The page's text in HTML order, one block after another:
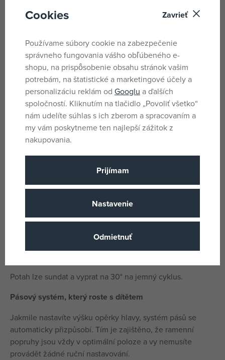
Po směru jízdy
Dětská sedačka se montuje po směru jízdy a vaše dítě má
volný výhled dopředu.
Nastavitelné konektory Isofix
Konektory Isofix jsou délkově nastavitelné. To znamená,
že můžete snadno a individuálně přizpůsobit dětskou
sedačku vašemu vozu.
Dětská sedačka standard
Pro větší bezpečnost naše sedačka splňuje nejnovější
normu pro dětské sedačky ECE R129 (i-Size).
Ochrana proti bočnímu nárazu
vytaženy daleko dopředu a vaše dítě je dobře chráněno.
Vaše dítě má přitom volný výhled z okna.
Potah lze sundat a vyprat na 30° na jemný cyklus.
Pásový systém, který roste s dítětem
Jakmile nastavíte výšku opěrky hlavy, systém pásů se
automaticky přizpůsobí. Tím je zajištěno, že ramenní
popruhy jsou vždy v optimální poloze a vy nemusíte
provádět žádné ruční nastavování.
Cookies Zavrieť
Používame súbory cookie na zabezpečenie
správneho fungovania vášho obľúbeného e-
shopu, na prispôsobenie obsahu stránok vašim
potrebám, na štatistické a marketingové účely a
personalizáciu reklám od Googlu a ďalších
spoločností. Kliknutím na tlačidlo „Povoliť všetko“
nám udelíte súhlas s ich zberom a spracovaním a
my vám poskytneme ten najlepší zážitok z
nakupovania.
Prijímam
Nastavenie
Odmietnuť